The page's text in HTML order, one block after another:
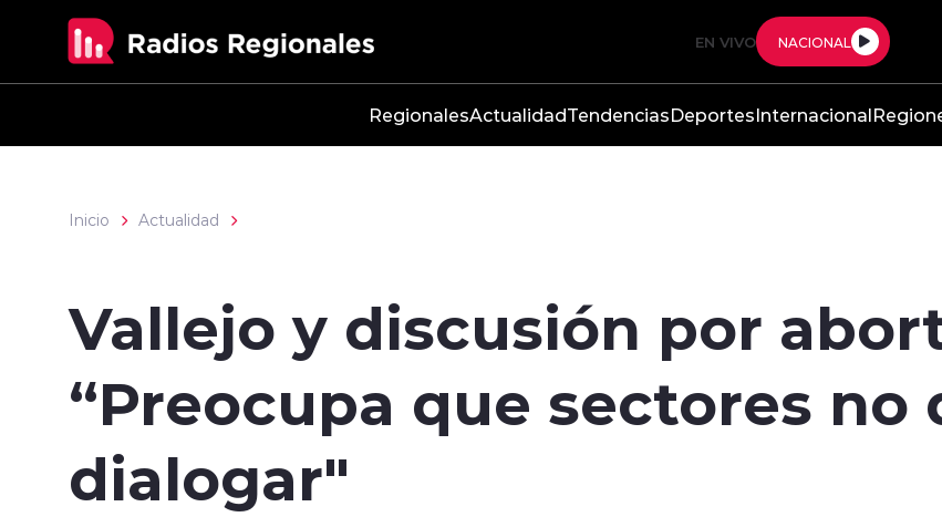
EN VIVO NACIONAL
RegionalesActualidadTendenciasDeportesInternacional
Inicio Actualidad
Vallejo y discusión por
“Preocupa que sectores no
dialogar"